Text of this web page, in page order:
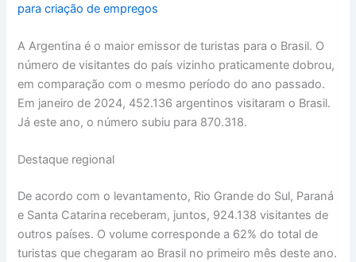
para criação de empregos
A Argentina é o maior emissor de turistas para o Brasil. O
número de visitantes do país vizinho praticamente dobrou,
em comparação com o mesmo período do ano passado.
Em janeiro de 2024, 452.136 argentinos visitaram o Brasil.
Já este ano, o número subiu para 870.318.
Destaque regional
De acordo com o levantamento, Rio Grande do Sul, Paraná
e Santa Catarina receberam, juntos, 924.138 visitantes de
outros países. O volume corresponde a 62% do total de
turistas que chegaram ao Brasil no primeiro mês deste ano.